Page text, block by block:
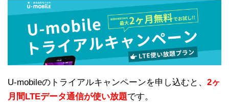
U-mobileのトライアルキャンペーンを申し込むと、 2ヶ
月間LTEデータ通信が使い放題です。